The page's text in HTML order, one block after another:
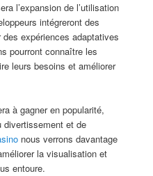
l’expansion de l’utilisation
intégreront des
expériences adaptatives
pourront connaître les
leurs besoins et améliorer
à gagner en popularité,
divertissement et de
nous verrons davantage
la visualisation et
entoure.